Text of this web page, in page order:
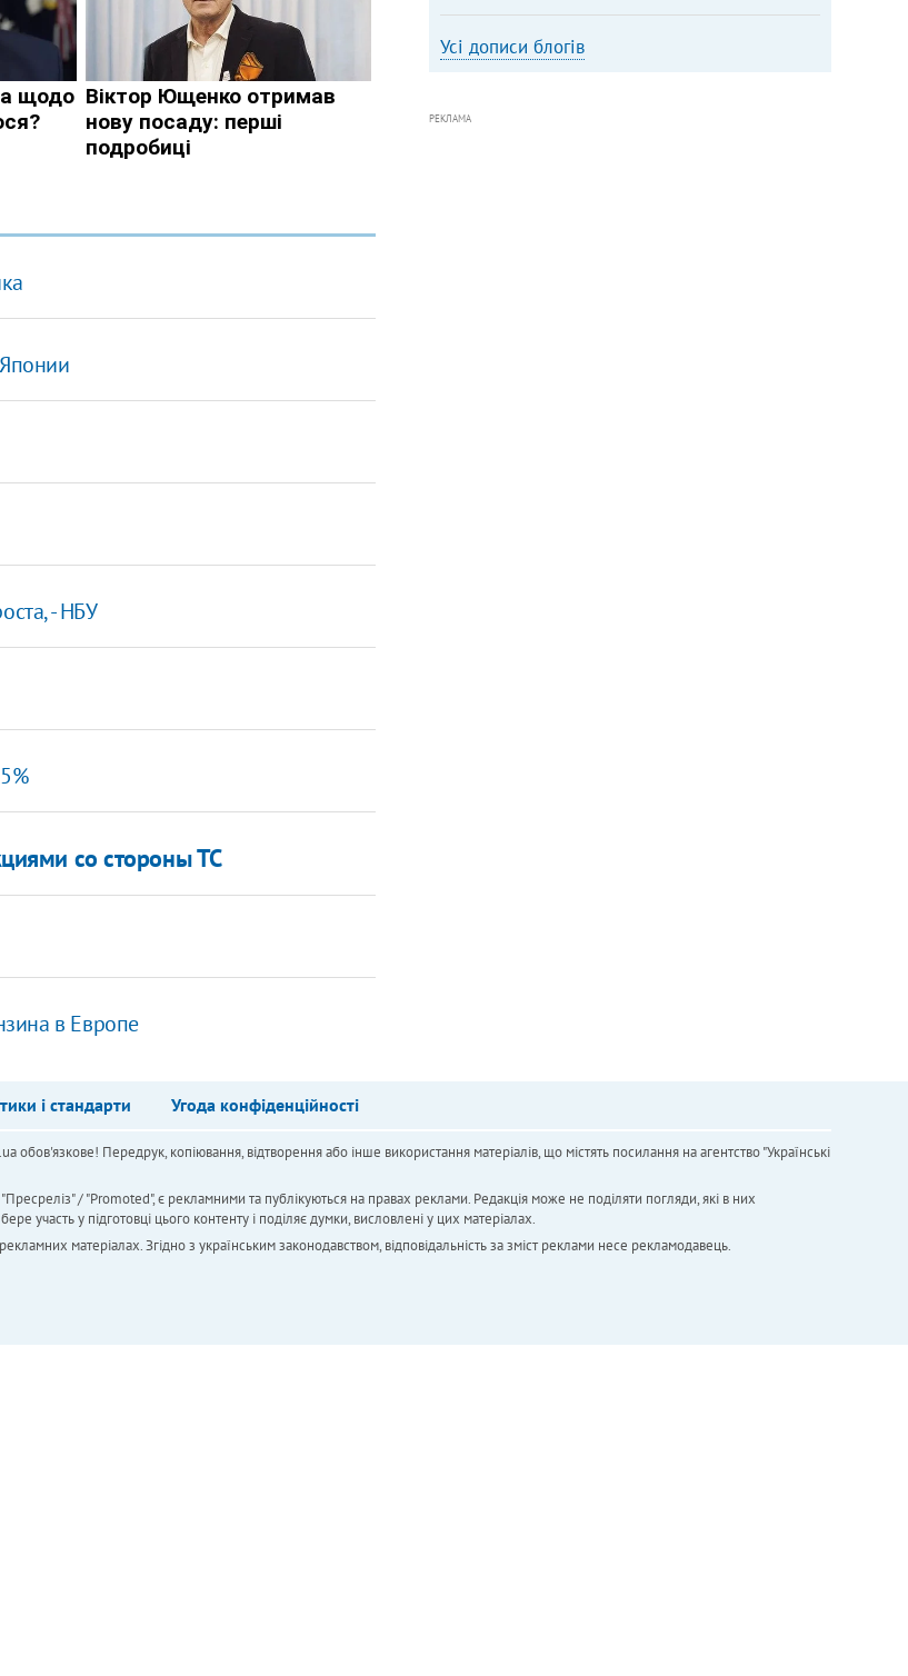
- НБУ
со стороны ТС
в Европе
Усі дописи блогів
РЕКЛАМА
і стандарти Угода конфіденційності
обов'язкове! Передрук, копіювання, відтворення або інше використання матеріалів, що містять посилання на агентство "Українськi
/ "Promoted", є рекламними та публікуються на правах реклами. Редакція може не поділяти погляди, які в них
у підготовці цього контенту і поділяє думки, висловлені у цих матеріалах.
матеріалах. Згідно з українським законодавством, відповідальність за зміст реклами несе рекламодавець.